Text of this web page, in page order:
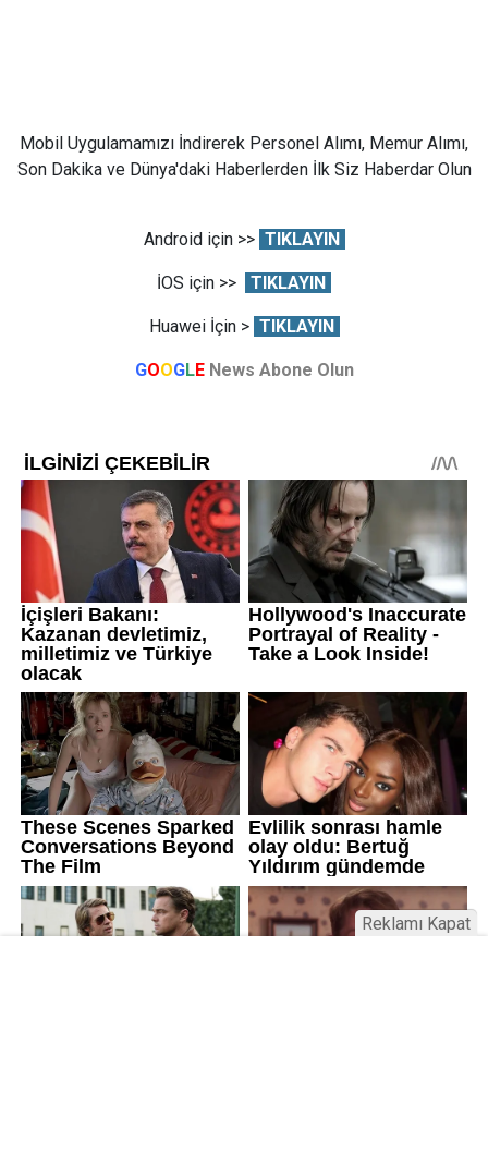
Mobil Uygulamamızı İndirerek Personel Alımı, Memur Alımı,
Son Dakika ve Dünya'daki Haberlerden İlk Siz Haberdar Olun
Android için >> TIKLAYIN
İOS için >> TIKLAYIN
Huawei İçin > TIKLAYIN
GOOGLE News Abone Olun
Reklamı Kapat